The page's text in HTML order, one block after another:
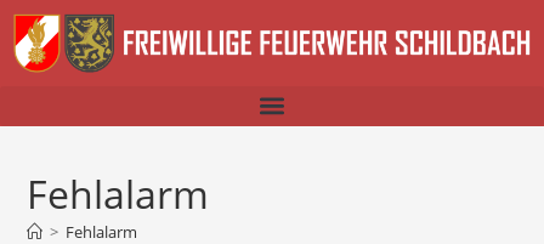
Fehlalarm
> Fehlalarm